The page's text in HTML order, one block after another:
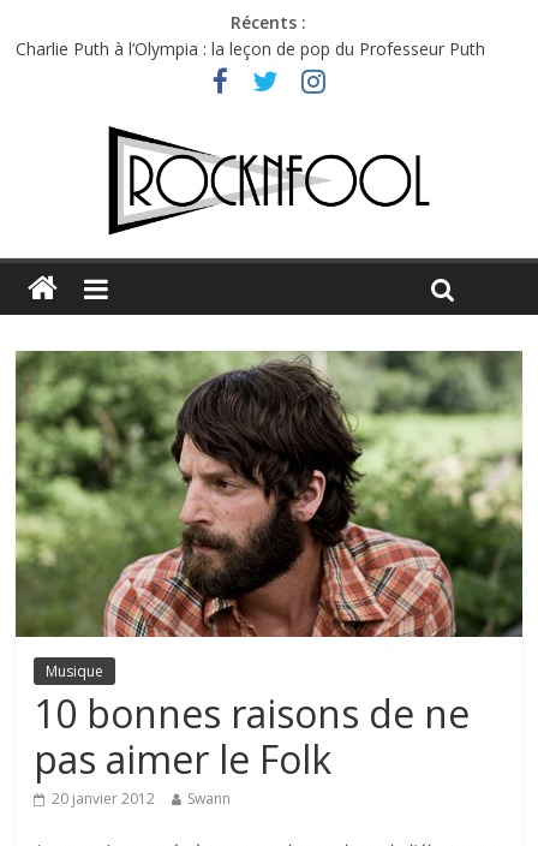
Récents :
Charlie Puth à l’Olympia : la leçon de pop du Professeur Puth
Jon Spencer & the HITmakers : coup de chaud au café Atlantik
Hellfest 2026 vendredi : température et émotions en hausse
Hellfest 2026 jeudi : impossible de choisir entre chaleur et bonne
Première édition du Midgard Festival : entre bière, métal et
Musique
10 bonnes raisons de ne
pas aimer le Folk
20 janvier 2012 Swann